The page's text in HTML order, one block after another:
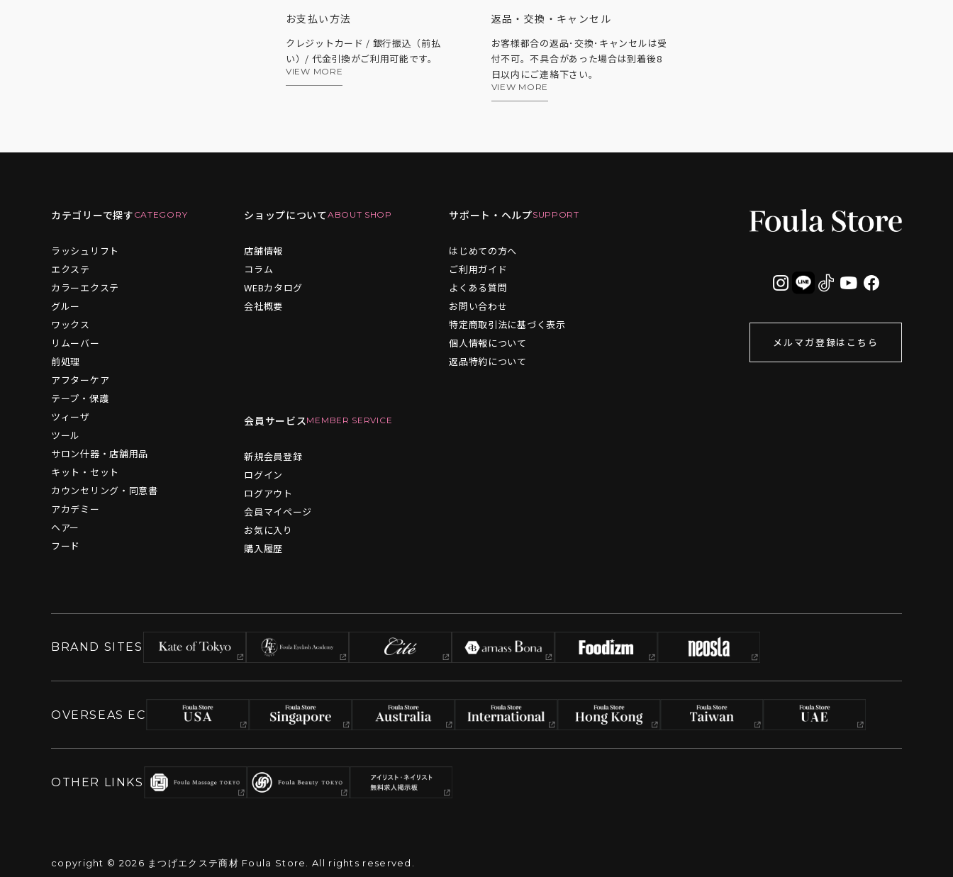
お支払い方法
クレジットカード / 銀行振込（前払
い）/ 代金引換がご利用可能です。
VIEW MORE
返品・交換・キャンセル
お客様都合の返品･交換･キャンセルは受
付不可。不具合があった場合は到着後8
日以内にご連絡下さい。
VIEW MORE
カテゴリーで探す
ラッシュリフト
エクステ
カラーエクステ
グルー
ワックス
リムーバー
前処理
アフターケア
テープ・保護
ツィーザ
ツール
サロン什器・店舗用品
キット・セット
カウンセリング・同意書
アカデミー
ヘアー
フード
ショップについて
店舗情報
コラム
WEBカタログ
会社概要
会員サービス
新規会員登録
ログイン
ログアウト
会員マイページ
お気に入り
購入履歴
サポート・ヘルプ
はじめての方へ
ご利用ガイド
よくある質問
お問い合わせ
特定商取引法に基づく表示
個人情報について
返品特約について
メルマガ登録はこちら
BRAND SITES
OVERSEAS EC
OTHER LINKS
copyright © 2026 まつげエクステ商材 Foula Store. All rights reserved.